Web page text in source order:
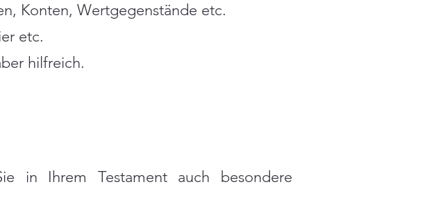
Konten, Wertgegenstände etc.
etc.
hilfreich.
in Ihrem Testament auch besondere